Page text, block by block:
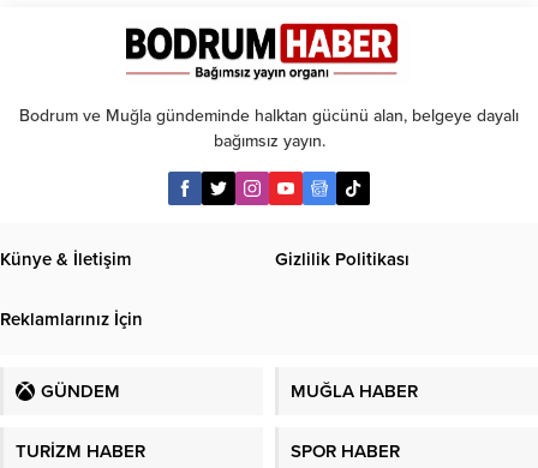
Bodrum ve Muğla gündeminde halktan gücünü alan, belgeye dayalı
bağımsız yayın.
Künye & İletişim Gizlilik Politikası
Reklamlarınız İçin
GÜNDEM MUĞLA HABER
TURİZM HABER SPOR HABER